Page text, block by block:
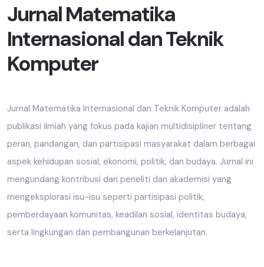
Jurnal Matematika
Internasional dan Teknik
Komputer
Jurnal Matematika Internasional dan Teknik Komputer adalah
publikasi ilmiah yang fokus pada kajian multidisipliner tentang
peran, pandangan, dan partisipasi masyarakat dalam berbagai
aspek kehidupan sosial, ekonomi, politik, dan budaya. Jurnal ini
mengundang kontribusi dari peneliti dan akademisi yang
mengeksplorasi isu-isu seperti partisipasi politik,
pemberdayaan komunitas, keadilan sosial, identitas budaya,
serta lingkungan dan pembangunan berkelanjutan.